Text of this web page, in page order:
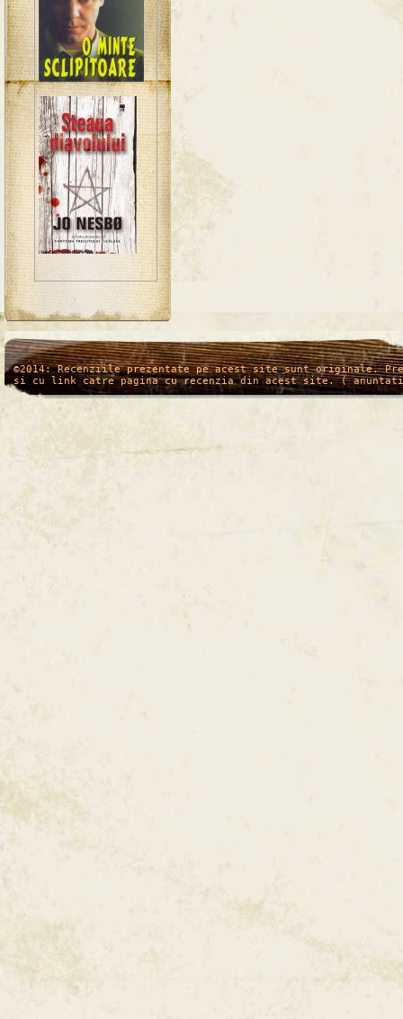
/* */
©2014: Recenziile prezentate pe acest site sunt originale.
si cu link catre pagina cu recenzia din acest site. (